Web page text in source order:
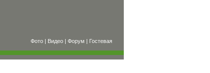
Фото | Видео | Форум | Гостевая